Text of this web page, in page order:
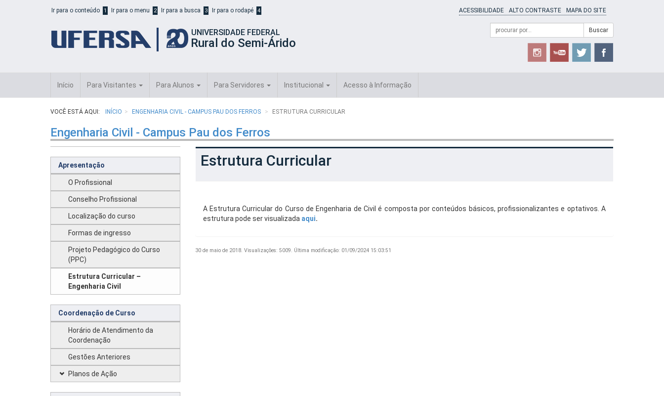
Ir para o conteúdo 1 Ir para o menu 2 Ir para a busca 3 Ir para o rodapé 4 ACESSIBILIDADE ALTO CONTRASTE MAPA DO SITE
UNIVERSIDADE FEDERAL
Rural do Semi-Árido
Formulário
Campo
de
Buscar
Início Para Visitantes Para Alunos Para Servidores Institucional Acesso à Informação
VOCÊ ESTÁ AQUI: INÍCIO ENGENHARIA CIVIL - CAMPUS PAU DOS FERROS ESTRUTURA CURRICULAR
Engenharia Civil - Campus Pau dos Ferros
Apresentação
O Profissional
Conselho Profissional
Localização do curso
Formas de ingresso
Projeto Pedagógico do Curso
(PPC)
Estrutura Curricular –
Engenharia Civil
Coordenação de Curso
Horário de Atendimento da
Coordenação
Gestões Anteriores
Planos de Ação
Estrutura Curricular
A Estrutura Curricular do Curso de Engenharia de Civil é composta por conteúdos básicos, profissionalizantes e optativos. A
estrutura pode ser visualizada aqui.
30 de maio de 2018. Visualizações: 5009. Última modificação: 01/09/2024 15:03:51